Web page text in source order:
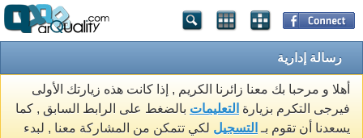
رسالة إدارية
أهلا و مرحبا بك معنا زائرنا الكريم , إذا كانت هذه زيارتك الأولى
فيرجى التكرم بزيارة التعليمات بالضغط على الرابط السابق , كما
يسعدنا أن تقوم بـ التسجيل لكي تتمكن من المشاركة معنا , لبدء